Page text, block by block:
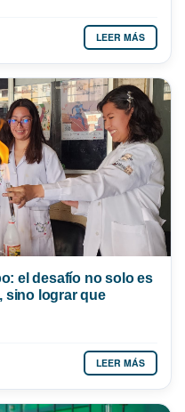
LEER MÁS
el desafío no solo es
sino lograr que
LEER MÁS